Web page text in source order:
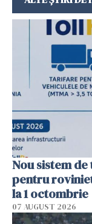
Nou sistem
pentru
la 1 octombrie
07 AUGUST 2026